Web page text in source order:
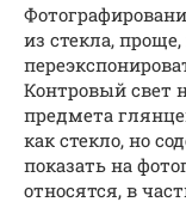
из стекла,
Контровый свет
предмета
как стекло, но
показать на
относятся, в